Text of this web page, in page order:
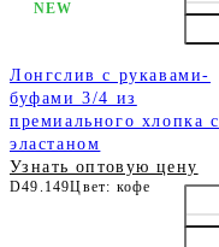
Лонгслив с рукавами-
буфами 3/4 из
премиального хлопка с
эластаном
Узнать оптовую цену
D49.149Цвет: кофе
NEW